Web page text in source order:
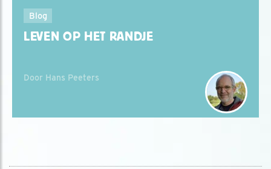
Blog
LEVEN OP HET RANDJE
Door Hans Peeters